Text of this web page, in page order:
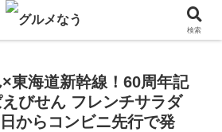
品飲料お菓子新発売のグルメニュース。
東海道新幹線！60周年記
びせん フレンチサラダ
からコンビニ先行で発
検索